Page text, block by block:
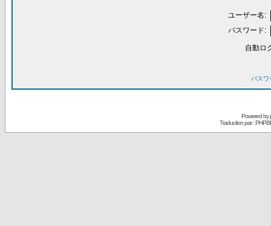
ユーザー名:
パスワード:
自動ロ
パスワ
Powered by
Traduction par :